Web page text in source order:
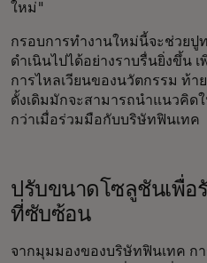
ใหม่"
กรอบการทำงานใหม่นี้จะช่วยปู
ดำเนินไปได้อย่างราบรื่นยิ่งขึ้น
การไหลเวียนของนวัตกรรม ท้า
ดั้งเดิมมักจะสามารถนำแนวคิด
กว่าเมื่อร่วมมือกับบริษัทฟินเทค
ปรับขนาดโซลูชันเพื่อ
ที่ซับซ้อน
จากมุมมองของบริษัทฟินเทค ก